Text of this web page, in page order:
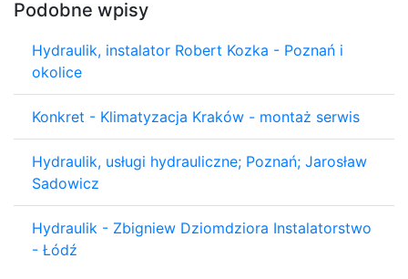
Podobne wpisy
Hydraulik, instalator Robert Kozka - Poznań i
okolice
Konkret - Klimatyzacja Kraków - montaż serwis
Hydraulik, usługi hydrauliczne; Poznań; Jarosław
Sadowicz
Hydraulik - Zbigniew Dziomdziora Instalatorstwo
- Łódź